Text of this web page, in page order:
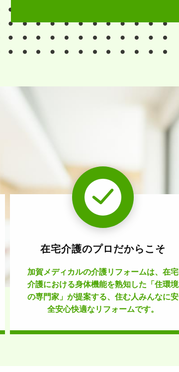
在宅介護のプロだからこそ
加賀メディカルの介護リフォームは、在宅
介護における身体機能を熟知した「住環境
の専門家」が提案する、住む人みんなに安
全安心快適なリフォームです。